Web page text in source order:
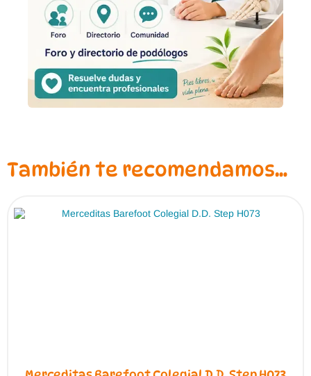
También te recomendamos…